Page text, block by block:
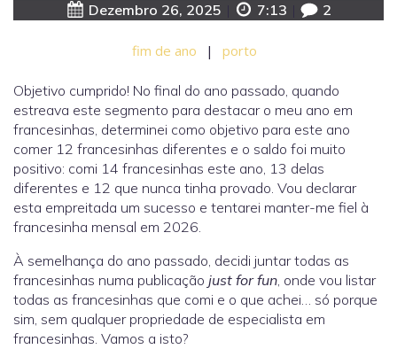
Dezembro 26, 2025 7:13 2
fim de ano | porto
Objetivo cumprido! No final do ano passado, quando
estreava este segmento para destacar o meu ano em
francesinhas, determinei como objetivo para este ano
comer 12 francesinhas diferentes e o saldo foi muito
positivo: comi 14 francesinhas este ano, 13 delas
diferentes e 12 que nunca tinha provado. Vou declarar
esta empreitada um sucesso e tentarei manter-me fiel à
francesinha mensal em 2026.
À semelhança do ano passado, decidi juntar todas as
francesinhas numa publicação just for fun, onde vou listar
todas as francesinhas que comi e o que achei… só porque
sim, sem qualquer propriedade de especialista em
francesinhas. Vamos a isto?